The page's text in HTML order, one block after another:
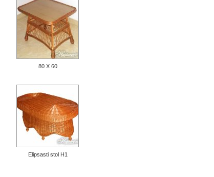
80 X 60
Elipsasti stol H1